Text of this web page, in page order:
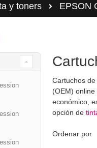
y toners EPSON
Cartuchos
(OEM)
económico,
opción de
Ordenar por